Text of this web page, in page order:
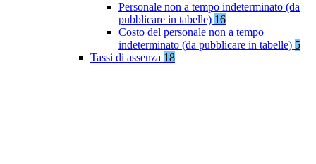
Personale non a tempo indeterminato (da
pubblicare in tabelle) 16
Costo del personale non a tempo
indeterminato (da pubblicare in tabelle) 5
Tassi di assenza 18